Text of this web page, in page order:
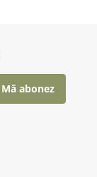
Mă abonez